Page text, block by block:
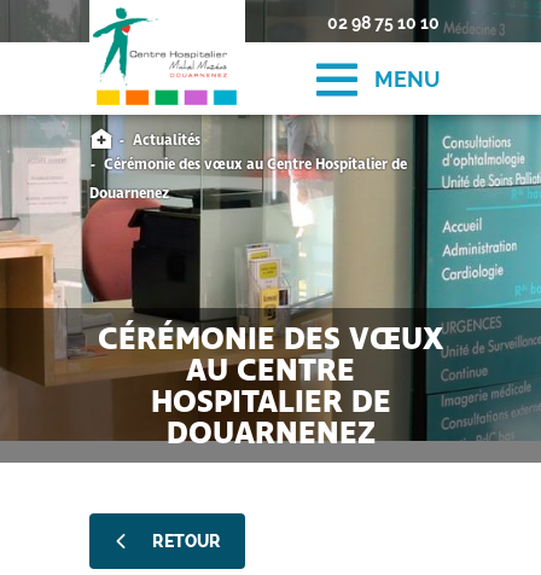
02 98 75 10 10
MENU
CÉRÉMONIE DES VŒUX
AU CENTRE
HOSPITALIER DE
DOUARNENEZ
Actualités
Cérémonie des vœux au Centre Hospitalier de
Douarnenez
RETOUR